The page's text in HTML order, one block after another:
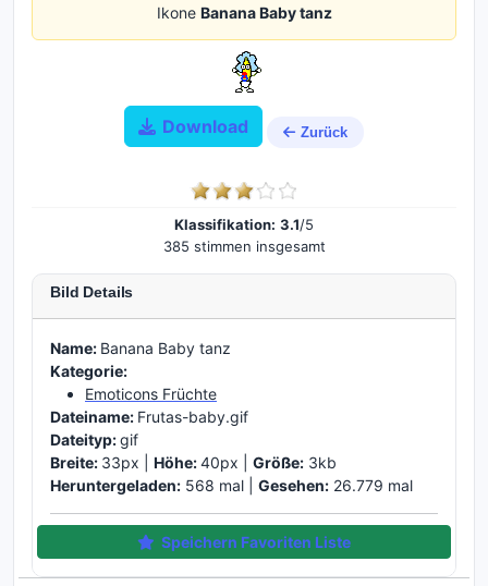
Ikone Banana Baby tanz
Download Zurück
Klassifikation: 3.1/5
385 stimmen insgesamt
Bild Details
Name: Banana Baby tanz
Kategorie:
Emoticons Früchte
Dateiname: Frutas-baby.gif
Dateityp:gif
Breite: 33px | Höhe:40px | Größe: 3kb
Heruntergeladen: 568 mal | Gesehen: 26.779 mal
Speichern Favoriten Liste